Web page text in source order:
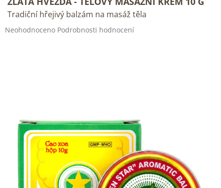
Tradiční hřejivý balzám na masáž těla
Průměrné
Neohodnoceno Podrobnosti hodnocení